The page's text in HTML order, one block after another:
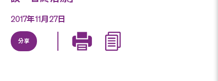
2017年11月27日
分享